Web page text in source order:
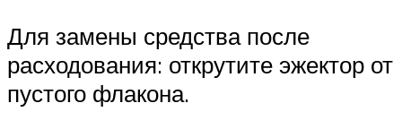
Для замены средства после
расходования: открутите эжектор от
пустого флакона.